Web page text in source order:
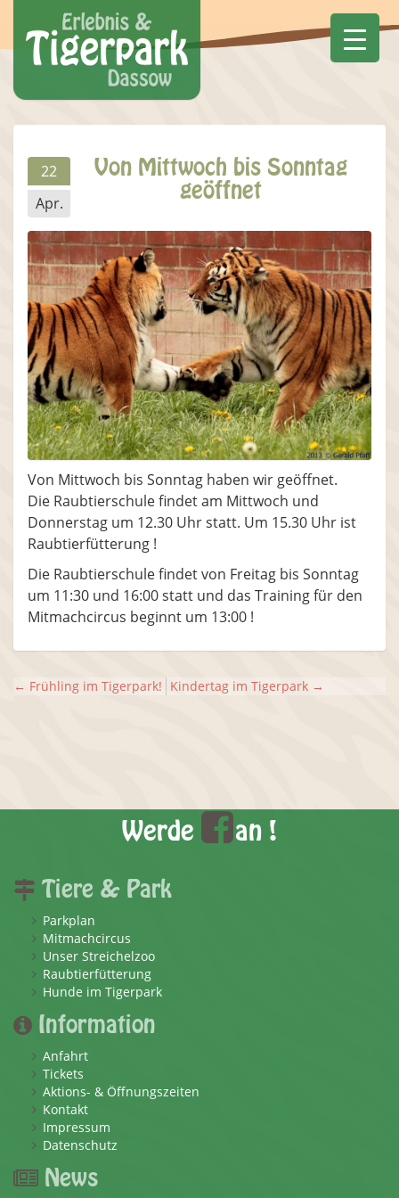
22
Apr.
Von Mittwoch bis Sonntag
geöffnet
Von Mittwoch bis Sonntag haben wir geöffnet.
Die Raubtierschule findet am Mittwoch und
Donnerstag um 12.30 Uhr statt. Um 15.30 Uhr ist
Raubtierfütterung !
Die Raubtierschule findet von Freitag bis Sonntag
um 11:30 und 16:00 statt und das Training für den
Mitmachcircus beginnt um 13:00 !
← Frühling im Tigerpark! Kindertag im Tigerpark →
Werde an !
Tiere & Park
Parkplan
Mitmachcircus
Unser Streichelzoo
Raubtierfütterung
Hunde im Tigerpark
Information
Anfahrt
Tickets
Aktions- & Öffnungszeiten
Kontakt
Impressum
Datenschutz
News